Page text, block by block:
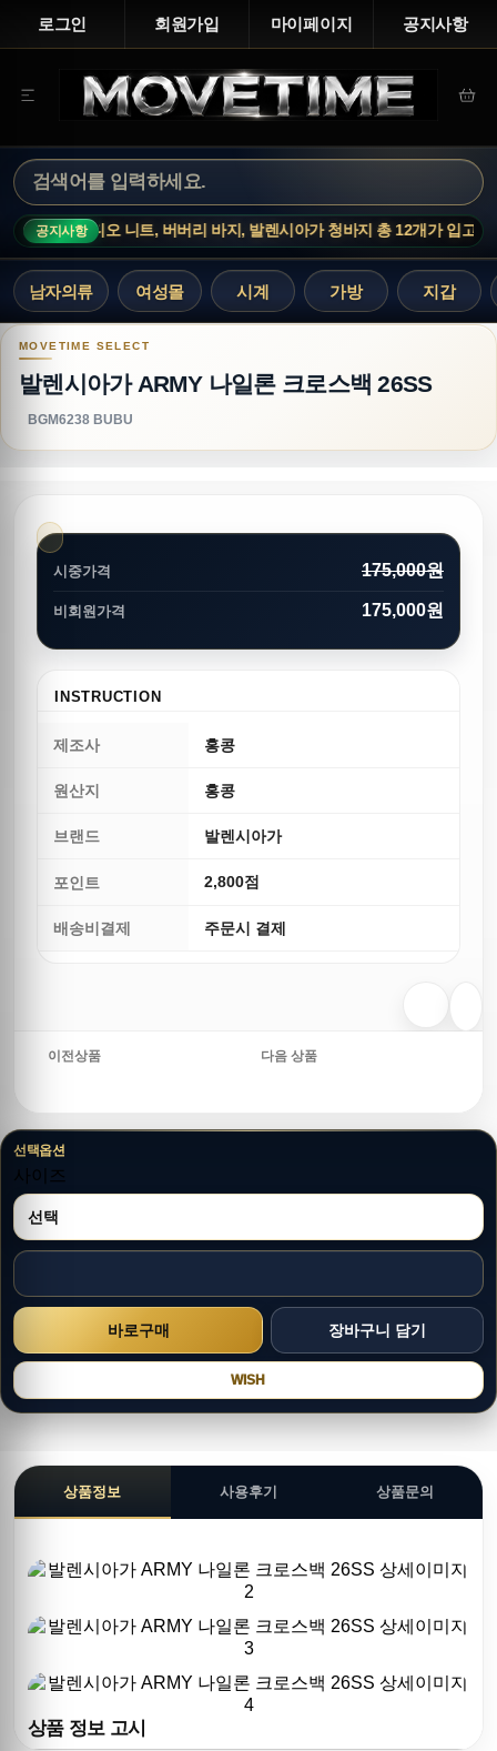
로그인 회원가입 마이페이지 공지사항
공지사항
크네스튜디오 니트, 버버리 바지, 발렌시아가 청바지 총 12개가 입고되었
남자의류 여성몰 시계 가방 지갑
발렌시아가 ARMY 나일론 크로스백 26SS
발렌시아가 ARMY 나일론 크로스백 26SS
BGM6238 BUBU
시중가격 175,000원
비회원가격 175,000원
INSTRUCTION
제조사 홍콩
원산지 홍콩
브랜드 발렌시아가
포인트 2,800점
배송비결제 주문시 결제
이전상품 다음 상품
선택옵션
사이즈
WISH
상품정보 사용후기 상품문의
상품 정보 고시